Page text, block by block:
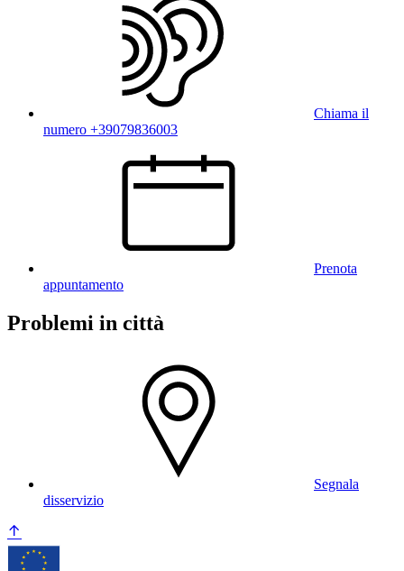
Chiama il
numero +39079836003
Prenota
appuntamento
Problemi in città
Segnala
disservizio